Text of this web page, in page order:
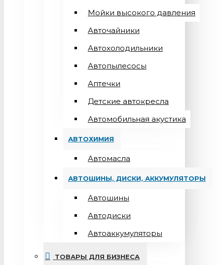
Мойки высокого давления
Авточайники
Автохолодильники
Автопылесосы
Аптечки
Детские автокресла
Автомобильная акустика
АВТОХИМИЯ
Автомасла
АВТОШИНЫ, ДИСКИ, АККУМУЛЯТОРЫ
Автошины
Автодиски
Автоаккумуляторы
ТОВАРЫ ДЛЯ БИЗНЕСА